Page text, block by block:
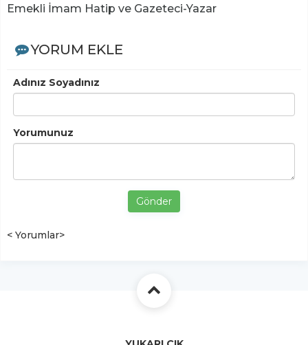
Emekli İmam Hatip ve Gazeteci-Yazar
YORUM EKLE
Adınız Soyadınız
Yorumunuz
Gönder
< Yorumlar>